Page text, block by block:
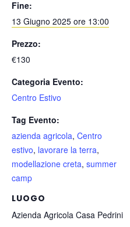
Fine:
13 Giugno 2025 ore 13:00
Prezzo:
€130
Categoria Evento:
Centro Estivo
Tag Evento:
azienda agricola, Centro
estivo, lavorare la terra,
modellazione creta, summer
camp
LUOGO
Azienda Agricola Casa Pedrini